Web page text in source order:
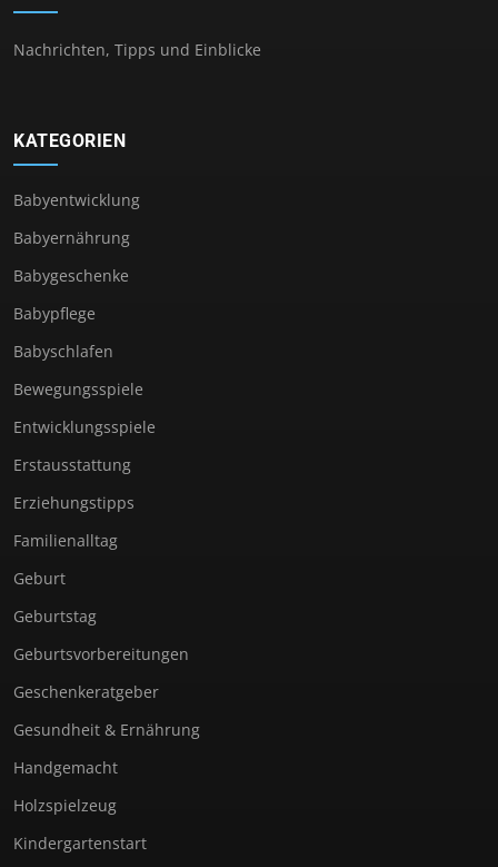
Nachrichten, Tipps und Einblicke
KATEGORIEN
Babyentwicklung
Babyernährung
Babygeschenke
Babypflege
Babyschlafen
Bewegungsspiele
Entwicklungsspiele
Erstausstattung
Erziehungstipps
Familienalltag
Geburt
Geburtstag
Geburtsvorbereitungen
Geschenkeratgeber
Gesundheit & Ernährung
Handgemacht
Holzspielzeug
Kindergartenstart